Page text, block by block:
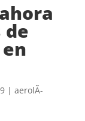
| aerolÃ­